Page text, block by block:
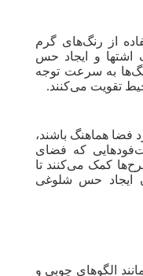
از رنگ‌های گرم
اشتها و ایجاد حس
به سرعت توجه
تقویت می‌کنند.
فضا هماهنگ باشند،
که فضای
کمک می‌کنند تا
ایجاد حس شلوغی
الگوهای چوبی و